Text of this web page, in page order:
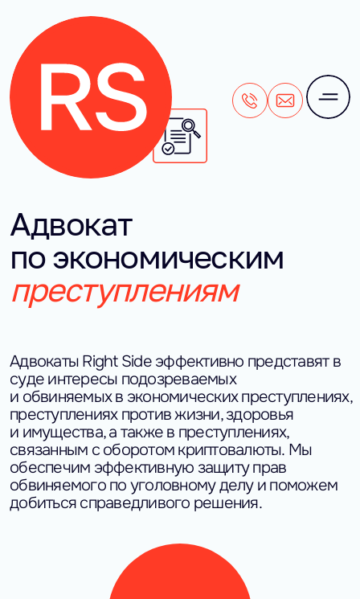
+7 (495) 106-28-71
Адвокат
по экономическим
преступлениям
Адвокаты Right Side эффективно представят в
суде интересы подозреваемых
и обвиняемых в экономических преступлениях,
преступлениях против жизни, здоровья
и имущества, а также в преступлениях,
связанным с оборотом криптовалюты. Мы
обеспечим эффективную защиту прав
обвиняемого по уголовному делу и поможем
добиться справедливого решения.